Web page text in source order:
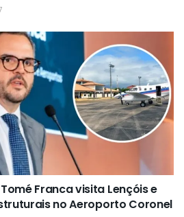
Franca visita Lençóis e
no Aeroporto Coronel